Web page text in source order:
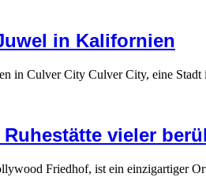
in Kalifornien
in Culver City Culver City, eine
vieler
Friedhof, ist ein einzigartiger